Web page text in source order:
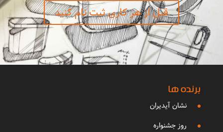
قبل از هر کاری ثبت نام کنید
برنده ها
نشان آیدیران
روز جشنواره